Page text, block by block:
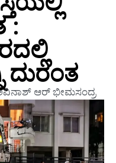
:
ದುರಂತ
ಆರ್‌ ಭೀಮಸಂದ್ರ